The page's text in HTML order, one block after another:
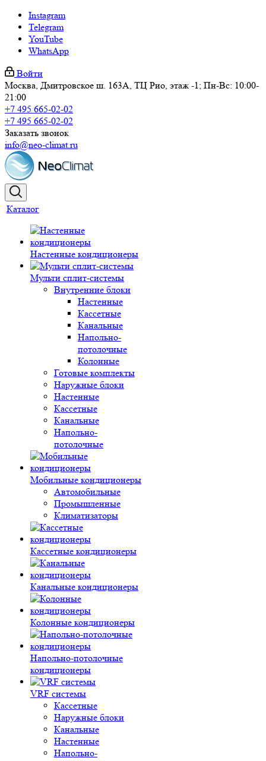
Instagram
Telegram
YouTube
WhatsApp
Войти
Москва, Дмитровское ш. 163А, ТЦ Рио, этаж -1; Пн-Вс: 10:00-
21:00
+7 495 665-02-02
+7 495 665-02-02
Заказать звонок
info@neo-climat.ru
Каталог
Настенные кондиционеры
Мульти сплит-системы
Внутренние блоки
Настенные
Кассетные
Канальные
Напольно-
потолочные
Колонные
Готовые комплекты
Наружные блоки
Настенные
Кассетные
Канальные
Напольно-
потолочные
Мобильные кондиционеры
Автомобильные
Промышленные
Климатизаторы
Кассетные кондиционеры
Канальные кондиционеры
Колонные кондиционеры
Напольно-потолочные
кондиционеры
VRF системы
Кассетные
Наружные блоки
Канальные
Настенные
Напольно-